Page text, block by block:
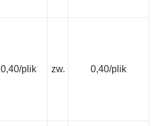
0,40/plik zw. 0,40/plik